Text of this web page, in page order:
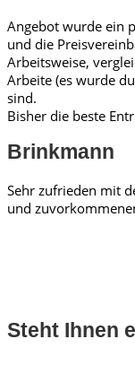
Angebot wurde ein
und die
Arbeitsweise,
Arbeite (es wurde
sind.
Bisher die beste
Brinkmann
Sehr zufrieden mit
und
Steht Ihnen